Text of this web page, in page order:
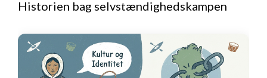
Historien bag selvstændighedskampen